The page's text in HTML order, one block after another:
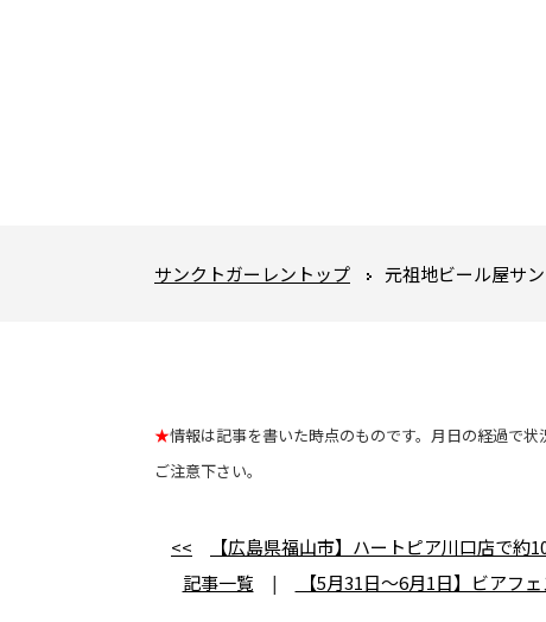
サンクトガーレントップ 元祖地ビール屋サ
★情報は記事を書いた時点のものです。月日の経過で
ご注意下さい。
<< 【広島県福山市】ハートピア川口店で約
記事一覧 | 【5月31日～6月1日】ビアフ